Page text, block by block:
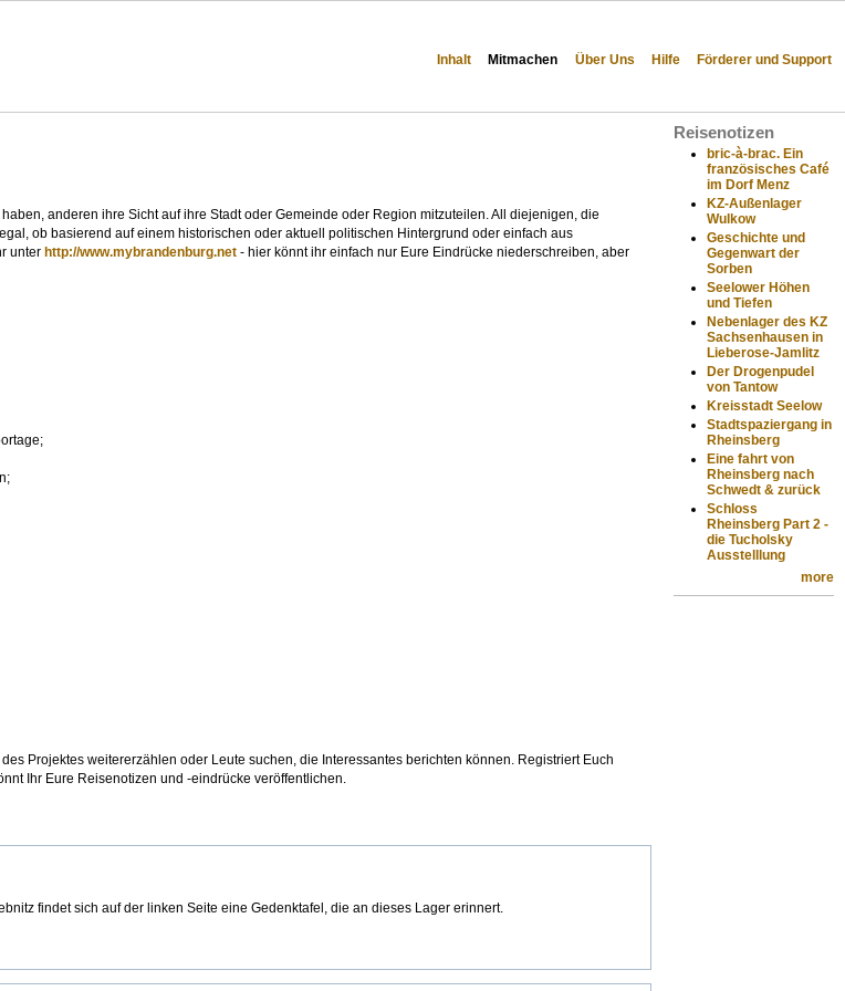
Inhalt Mitmachen Über Uns Hilfe Förderer und Support
anderen ihre Sicht auf ihre Stadt oder Gemeinde oder Region mitzuteilen. All diejenigen, die
ob basierend auf einem historischen oder aktuell politischen Hintergrund oder einfach aus
unter http://www.mybrandenburg.net - hier könnt ihr einfach nur Eure Eindrücke niederschreiben, aber
Projektes weitererzählen oder Leute suchen, die Interessantes berichten können. Registriert Euch
Ihr Eure Reisenotizen und -eindrücke veröffentlichen.
findet sich auf der linken Seite eine Gedenktafel, die an dieses Lager erinnert.
Reisenotizen
bric-à-brac. Ein
französisches Café
im Dorf Menz
KZ-Außenlager
Wulkow
Geschichte und
Gegenwart der
Sorben
Seelower Höhen
und Tiefen
Nebenlager des KZ
Sachsenhausen in
Lieberose-Jamlitz
Der Drogenpudel
von Tantow
Kreisstadt Seelow
Stadtspaziergang in
Rheinsberg
Eine fahrt von
Rheinsberg nach
Schwedt & zurück
Schloss
Rheinsberg Part 2 -
die Tucholsky
Ausstelllung
more